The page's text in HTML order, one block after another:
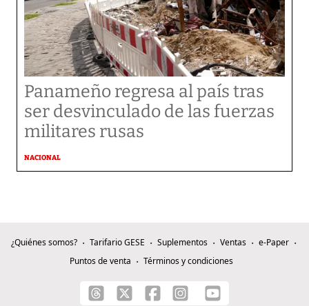
Panameño regresa al país tras
ser desvinculado de las fuerzas
militares rusas
NACIONAL
¿Quiénes somos? Tarifario GESE Suplementos Ventas
e-Paper
Puntos de venta
Términos y condiciones